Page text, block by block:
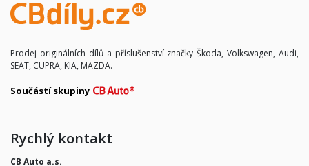
Prodej originálních dílů a příslušenství značky Škoda, Volkswagen, Audi,
SEAT, CUPRA, KIA, MAZDA.
Součástí skupiny
Rychlý kontakt
CB Auto a.s.